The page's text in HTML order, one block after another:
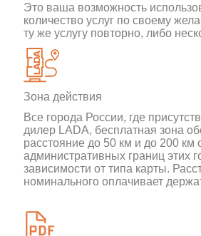
Это ваша возможность
количество услуг по своему
ту же услугу повторно, либо
Зона действия
Все города России, где
дилер LADA, бесплатная зона
расстояние до 50 км и до 200 км
административных границ этих
зависимости от типа карты.
номинального оплачивает